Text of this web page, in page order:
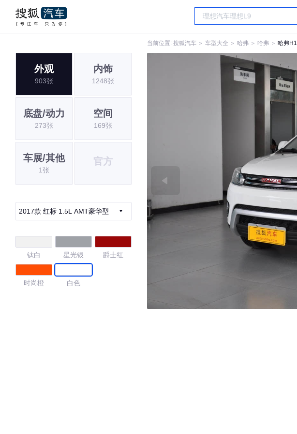
当前位置: 搜狐汽车 ＞ 车型大全 ＞ 哈弗 ＞ 哈弗 ＞ 哈弗H1
外观
903张
内饰
1248张
底盘/动力
273张
空间
169张
车展/其他
1张
官方
2017款 红标 1.5L AMT豪华型
钛白 星光银 爵士红
时尚橙 白色